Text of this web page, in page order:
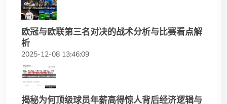
欧冠与欧联第三名对决的战术分析与比赛看点解
析
2025-12-08 13:46:09
揭秘为何顶级球员年薪高得惊人背后经济逻辑与